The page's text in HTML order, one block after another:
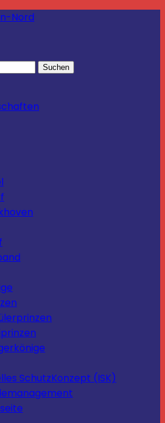
SchutzKonzept (ISK)